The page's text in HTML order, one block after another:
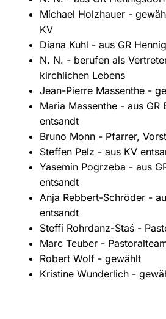
Michael Holzhauer -
KV
Diana Kuhl - aus GR
N. N. - berufen als
kirchlichen Lebens
Jean-Pierre Massenthe -
Maria Massenthe - aus GR
entsandt
Bruno Monn - Pfarrer,
Steffen Pelz - aus KV
Yasemin Pogrzeba - aus
entsandt
Anja Rebbert-Schröder -
entsandt
Steffi Rohrdanz-Staś -
Marc Teuber -
Robert Wolf - gewählt
Kristine Wunderlich -